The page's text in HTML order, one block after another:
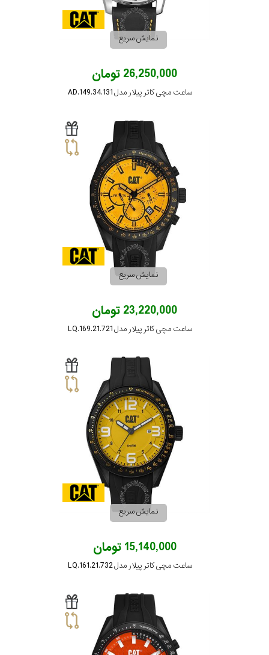
نمایش سریع
26,250,000 تومان
ساعت مچی کاتر پیلار مدل AD.149.34.131
نمایش سریع
23,220,000 تومان
ساعت مچی کاتر پیلار مدل LQ.169.21.721
نمایش سریع
15,140,000 تومان
ساعت مچی کاتر پیلار مدل LQ.161.21.732